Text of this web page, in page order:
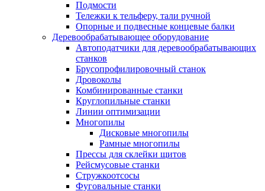
Подмости
Тележки к тельферу, тали ручной
Опорные и подвесные концевые балки
Деревообрабатывающее оборудование
Автоподатчики для деревообрабатывающих
станков
Брусопрофилировочный станок
Дровоколы
Комбинированные станки
Круглопильные станки
Линии оптимизации
Многопилы
Дисковые многопилы
Рамные многопилы
Прессы для склейки щитов
Рейсмусовые станки
Стружкоотсосы
Фуговальные станки